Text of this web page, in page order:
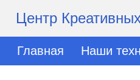
Центр
Главная Наши